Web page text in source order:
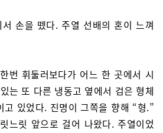
손을 뗐다. 주열 선배의 혼이 느껴
번 휘둘러보다가 어느 한 곳에서 시
는 또 다른 냉동고 옆에서 검은 형체
고 있었다. 진명이 그쪽을 향해 “형.”
느릿 앞으로 걸어 나왔다. 주열이었